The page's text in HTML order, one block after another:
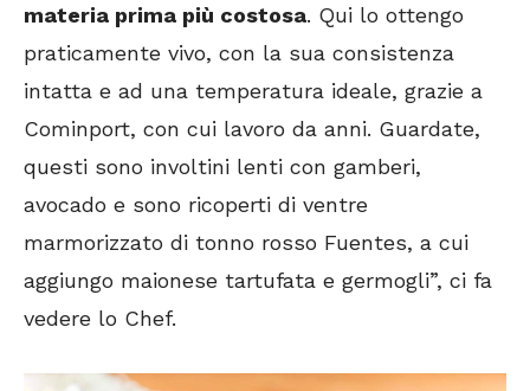
materia prima più costosa. Qui lo ottengo
praticamente vivo, con la sua consistenza
intatta e ad una temperatura ideale, grazie a
Cominport, con cui lavoro da anni. Guardate,
questi sono involtini lenti con gamberi,
avocado e sono ricoperti di ventre
marmorizzato di tonno rosso Fuentes, a cui
aggiungo maionese tartufata e germogli”, ci fa
vedere lo Chef.